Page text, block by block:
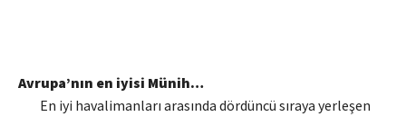
Avrupa’nın en iyisi Münih…
En iyi havalimanları arasında dördüncü sıraya yerleşen